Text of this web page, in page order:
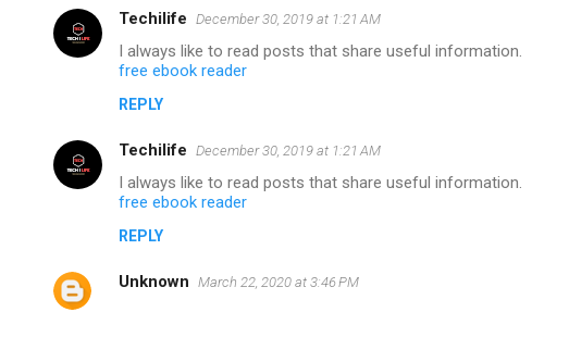
Techilife December 30, 2019 at 1:21 AM
I always like to read posts that share useful information.
free ebook reader
REPLY
Techilife December 30, 2019 at 1:21 AM
I always like to read posts that share useful information.
free ebook reader
REPLY
Unknown March 22, 2020 at 3:46 PM